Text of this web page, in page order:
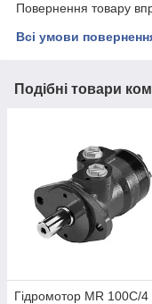
Повернення товару
Всі умови
Подібні товари
Гідромотор МR 100С/4